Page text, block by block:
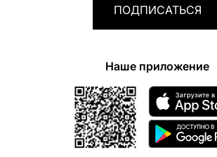
ПОДПИСАТЬСЯ
Наше приложение